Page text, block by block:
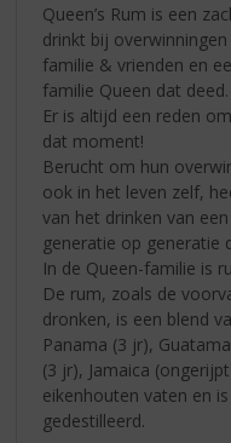
Queen’s Rum is een
drinkt bij
familie & vrienden en
familie Queen dat deed.
Er is altijd een reden
dat moment!
Berucht om hun
ook in het leven zelf,
van het drinken van
generatie op generatie
In de Queen-familie is
De rum, zoals de
dronken, is een blend
Panama (3 jr),
(3 jr), Jamaica
eikenhouten vaten en
gedestilleerd.